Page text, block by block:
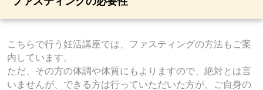
こちらで行う妊活講座では、ファスティングの方法もご案
内しています。
ただ、その方の体調や体質にもよりますので、絶対とは言
いませんが、できる方は行っていただいた方が、ご自身の